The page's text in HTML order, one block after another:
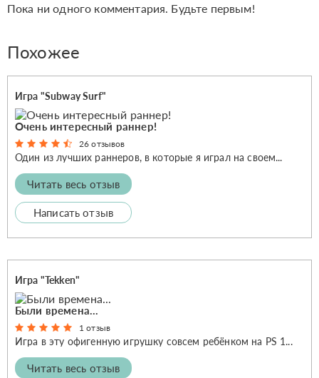
Пока ни одного комментария. Будьте первым!
Похожее
Игра "Subway Surf"
Очень интересный раннер!
26 отзывов
Один из лучших раннеров, в которые я играл на своем...
Читать весь отзыв
Написать отзыв
Игра "Tekken"
Были времена...
1 отзыв
Игра в эту офигенную игрушку совсем ребёнком на PS 1...
Читать весь отзыв